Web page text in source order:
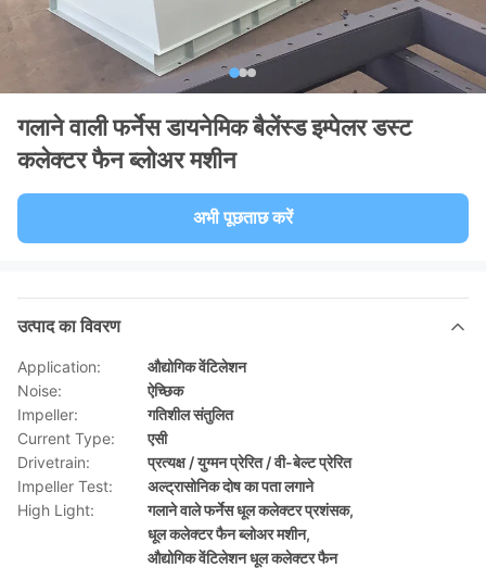
गलाने वाली फर्नेस डायनेमिक बैलेंस्ड इम्पेलर डस्ट
कलेक्टर फैन ब्लोअर मशीन
अभी पूछताछ करें
उत्पाद का विवरण
Application:
औद्योगिक वेंटिलेशन
Noise:
ऐच्छिक
Impeller:
गतिशील संतुलित
Current Type:
एसी
Drivetrain:
प्रत्यक्ष / युग्मन प्रेरित / वी-बेल्ट प्रेरित
Impeller Test:
अल्ट्रासोनिक दोष का पता लगाने
High Light:
गलाने वाले फर्नेस धूल कलेक्टर प्रशंसक,
धूल कलेक्टर फैन ब्लोअर मशीन,
औद्योगिक वेंटिलेशन धूल कलेक्टर फैन